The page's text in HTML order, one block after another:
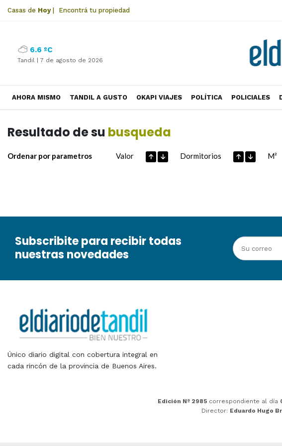
Casas de Hoy| Encontrá tu propiedad
6.6 ºC
Tandil | 7 de agosto de 2026
AHORA MISMO TANDIL A GUSTO OKAPI VIAJES POLÍTICA POLICIALES
Resultado de su busqueda
Ordenar por parametros Valor Dormitorios M²
Subscribite para recibir todas
nuestras novedades
Único diario digital con cobertura integral en
cada rincón de la provincia de Buenos Aires.
Edición Nº 2985 correspondiente al día
Director: Eduardo Hugo